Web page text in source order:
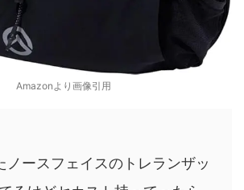
Amazonより画像引用
ノースフェイスのトレランザッ